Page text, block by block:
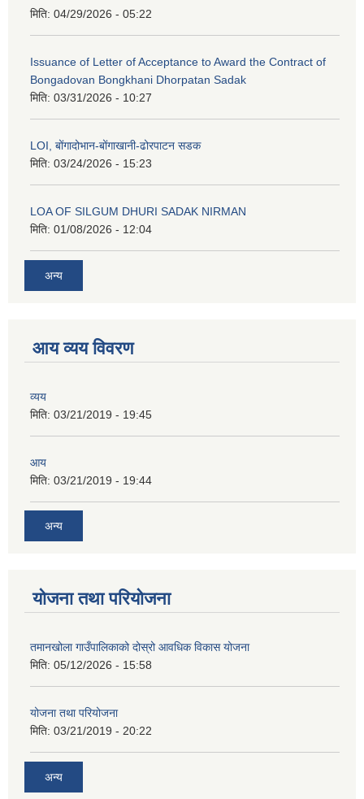
मिति: 04/29/2026 - 05:22
Issuance of Letter of Acceptance to Award the Contract of
Bongadovan Bongkhani Dhorpatan Sadak
मिति: 03/31/2026 - 10:27
LOI, बोंगादोभान-बोंगाखानी-ढोरपाटन सडक
मिति: 03/24/2026 - 15:23
LOA OF SILGUM DHURI SADAK NIRMAN
मिति: 01/08/2026 - 12:04
अन्य
आय व्यय विवरण
व्यय
मिति: 03/21/2019 - 19:45
आय
मिति: 03/21/2019 - 19:44
अन्य
योजना तथा परियोजना
तमानखोला गाउँपालिकाको दोस्रो आवधिक विकास योजना
मिति: 05/12/2026 - 15:58
योजना तथा परियोजना
मिति: 03/21/2019 - 20:22
अन्य